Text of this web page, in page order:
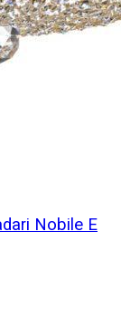
Nobile E